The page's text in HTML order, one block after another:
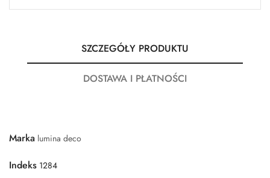
SZCZEGÓŁY PRODUKTU
DOSTAWA I PŁATNOŚCI
Marka lumina deco
Indeks 1284